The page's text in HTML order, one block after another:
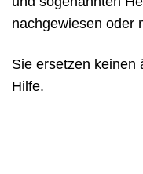
nachgewiesen oder
Sie ersetzen keinen
Hilfe.